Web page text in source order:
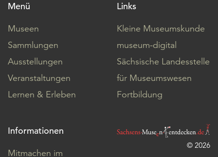
Menü
Museen
Sammlungen
Ausstellungen
Veranstaltungen
Lernen & Erleben
Links
Kleine Museumskunde
museum-digital
Sächsische Landesstelle
für Museumswesen
Fortbildung
Informationen
Mitmachen im
© 2026